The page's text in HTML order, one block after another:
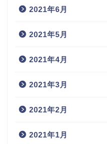
2021年6月
2021年5月
2021年4月
2021年3月
2021年2月
2021年1月